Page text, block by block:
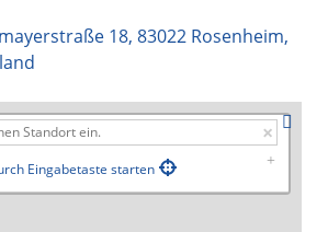
18, 83022 Rosenheim,
Eingabetaste starten